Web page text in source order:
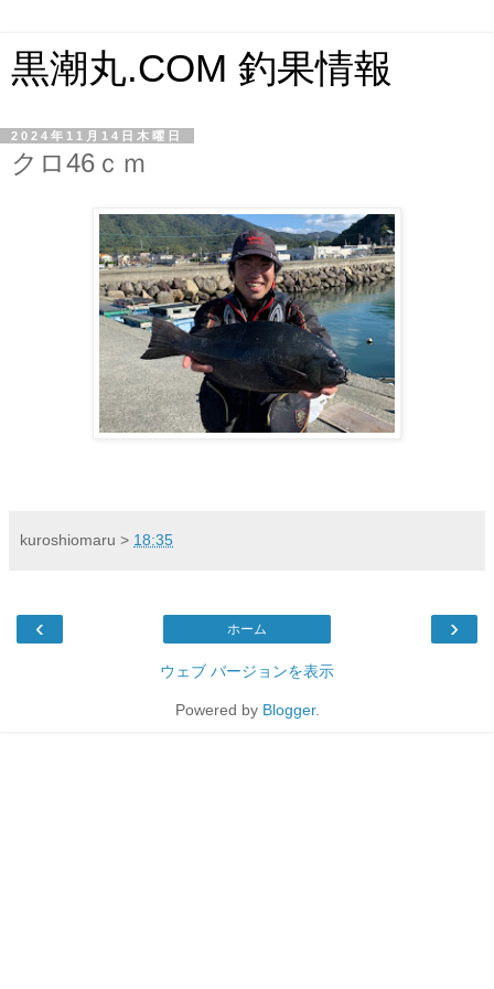
黒潮丸.COM 釣果情報
2024年11月14日木曜日
クロ46ｃｍ
kuroshiomaru > 18:35
‹ ›
ホーム
ウェブ バージョンを表示
Powered by Blogger.